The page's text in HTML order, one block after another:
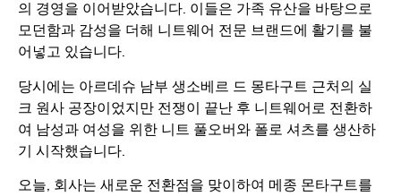
의 경영을 이어받았습니다. 이들은 가족 유산을 바탕으로
모던함과 감성을 더해 니트웨어 전문 브랜드에 활기를 불
어넣고 있습니다.
당시에는 아르데슈 남부 생소베르 드 몽타구트 근처의 실
크 원사 공장이었지만 전쟁이 끝난 후 니트웨어로 전환하
여 남성과 여성을 위한 니트 풀오버와 폴로 셔츠를 생산하
기 시작했습니다.
오늘, 회사는 새로운 전환점을 맞이하여 메종 몬타구트를